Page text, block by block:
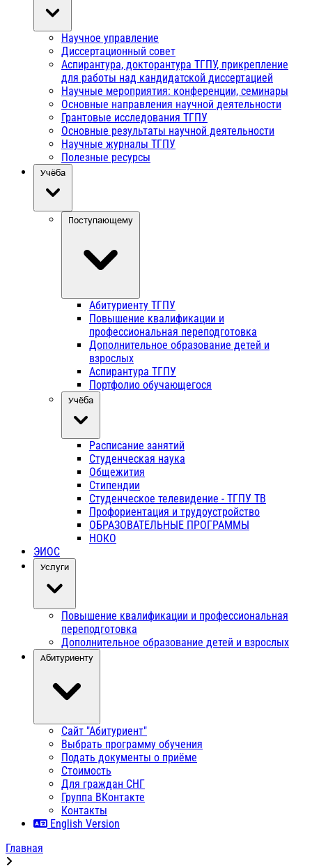
Научное управление
Диссертационный совет
Аспирантура, докторантура ТГПУ, прикрепление
для работы над кандидатской диссертацией
Научные мероприятия: конференции, семинары
Основные направления научной деятельности
Грантовые исследования ТГПУ
Основные результаты научной деятельности
Научные журналы ТГПУ
Полезные ресурсы
Учёба
Поступающему
Абитуриенту ТГПУ
Повышение квалификации и
профессиональная переподготовка
Дополнительное образование детей и
взрослых
Аспирантура ТГПУ
Портфолио обучающегося
Учёба
Расписание занятий
Студенческая наука
Общежития
Стипендии
Студенческое телевидение - ТГПУ ТВ
Профориентация и трудоустройство
ОБРАЗОВАТЕЛЬНЫЕ ПРОГРАММЫ
НОКО
ЭИОС
Услуги
Повышение квалификации и профессиональная
переподготовка
Дополнительное образование детей и взрослых
Абитуриенту
Сайт "Абитуриент"
Выбрать программу обучения
Подать документы о приёме
Стоимость
Для граждан СНГ
Группа ВКонтакте
Контакты
English Version
Главная